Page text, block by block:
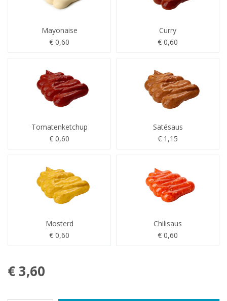
Mayonaise
€ 0,60
Curry
€ 0,60
Tomatenketchup
€ 0,60
Satésaus
€ 1,15
Mosterd
€ 0,60
Chilisaus
€ 0,60
€ 3,60